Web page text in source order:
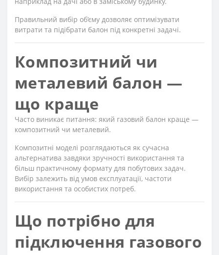
Правильний вибір об’єму дозволяє оптимізувати
витрати та підібрати балон під конкретні задачі.
Композитний чи
металевий балон —
що краще
Часто виникає питання: який газовий балон краще —
композитний чи металевий.
Композитні моделі розглядаються як сучасна
альтернатива завдяки зручності використання та
більш практичному формату для побутових задач.
Вибір залежить від умов експлуатації, частоти
використання та особистих потреб.
Що потрібно для
підключення газового